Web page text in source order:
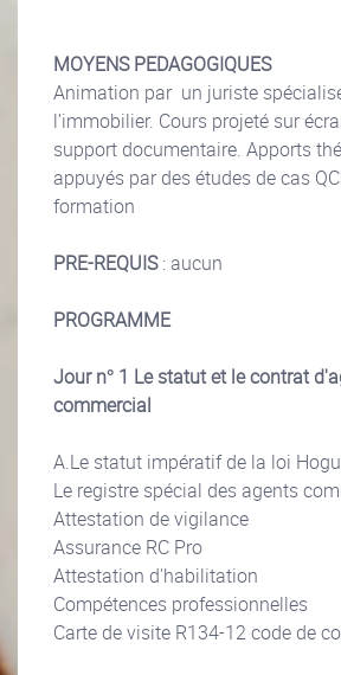
MOYENS PEDAGOGIQUES
Animation par un juriste
l’immobilier. Cours projeté sur
support documentaire. Apports
appuyés par des études de cas
formation
PRE-REQUIS: aucun
PROGRAMME
Jour n° 1 Le statut et le contrat
commercial
A.Le statut impératif de la loi
Le registre spécial des agents
Attestation de vigilance
Assurance RC Pro
Attestation d'habilitation
Compétences professionnelles
Carte de visite R134-12 code de